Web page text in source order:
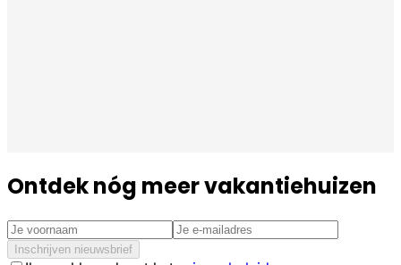
Ontdek nóg meer vakantiehuizen
Inschrijven nieuwsbrief